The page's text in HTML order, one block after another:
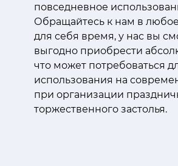
повседневное
Обращайтесь к нам в
для себя время, у нас вы
выгодно приобрести
что может потребоваться
использования на
при организации
торжественного застолья.